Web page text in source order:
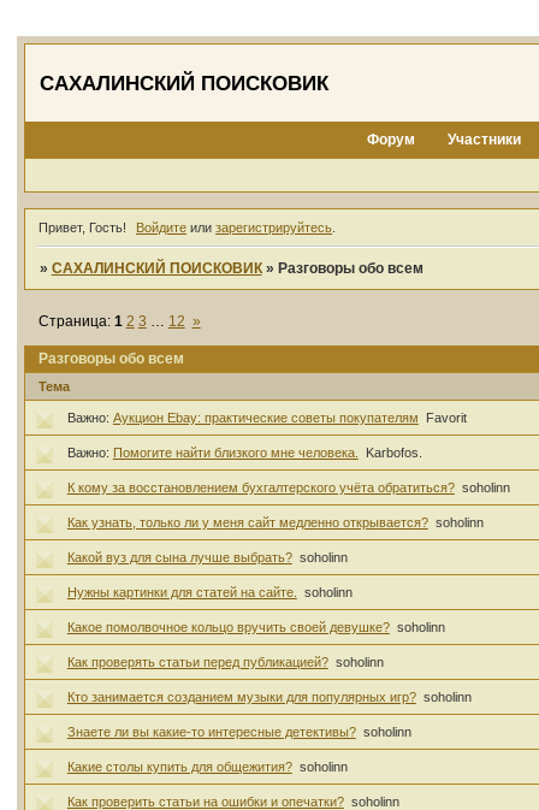
САХАЛИНСКИЙ ПОИСКОВИК
Форум Участники
Привет, Гость! Войдите илизарегистрируйтесь
» САХАЛИНСКИЙ ПОИСКОВИК » Разговоры обо всем
Разговоры обо всем
Страница: 1 2 3 … 12 »
Тема
Важно: Аукцион Ebay: практические советы покупателям Favorit
Важно: Помогите найти близкого мне человека. Karbofos.
К кому за восстановлением бухгалтерского учёта обратиться? soholinn
Как узнать, только ли у меня сайт медленно открывается? soholinn
Какой вуз для сына лучше выбрать? soholinn
Нужны картинки для статей на сайте. soholinn
Какое помолвочное кольцо вручить своей девушке? soholinn
Как проверять статьи перед публикацией? soholinn
Кто занимается созданием музыки для популярных игр? soholinn
Знаете ли вы какие-то интересные детективы? soholinn
Какие столы купить для общежития? soholinn
Как проверить статьи на ошибки и опечатки? soholinn